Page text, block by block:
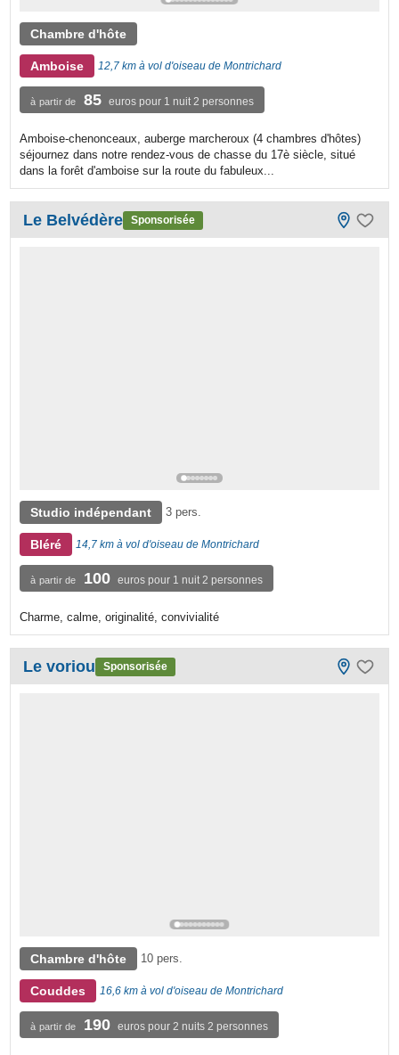
Chambre d'hôte
Amboise 12,7 km à vol d'oiseau de Montrichard
à partir de 85 euros pour 1 nuit 2 personnes
Amboise-chenonceaux, auberge marcheroux (4 chambres d'hôtes)
séjournez dans notre rendez-vous de chasse du 17è siècle, situé
dans la forêt d'amboise sur la route du fabuleux...
Le Belvédère Sponsorisée
Studio indépendant 3 pers.
Bléré 14,7 km à vol d'oiseau de Montrichard
à partir de 100 euros pour 1 nuit 2 personnes
Charme, calme, originalité, convivialité
Le voriou Sponsorisée
Chambre d'hôte 10 pers.
Couddes 16,6 km à vol d'oiseau de Montrichard
à partir de 190 euros pour 2 nuits 2 personnes